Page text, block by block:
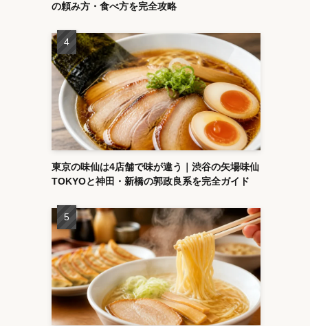
の頼み方・食べ方を完全攻略
東京の味仙は4店舗で味が違う｜渋谷の矢場味仙
TOKYOと神田・新橋の郭政良系を完全ガイド